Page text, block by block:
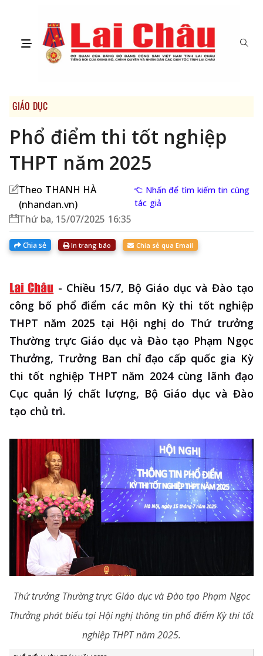
GIÁO DỤC
Phổ điểm thi tốt nghiệp
THPT năm 2025
Theo THANH HÀ
(nhandan.vn)
Nhấn để tìm kiếm tin cùng
tác giả
Thứ ba, 15/07/2025 16:35
Chia sẻ In trang báo Chia sẻ qua Email
- Chiều 15/7, Bộ Giáo dục và Đào tạo
công bố phổ điểm các môn Kỳ thi tốt nghiệp
THPT năm 2025 tại Hội nghị do Thứ trưởng
Thường trực Giáo dục và Đào tạo Phạm Ngọc
Thưởng, Trưởng Ban chỉ đạo cấp quốc gia Kỳ
thi tốt nghiệp THPT năm 2024 cùng lãnh đạo
Cục quản lý chất lượng, Bộ Giáo dục và Đào
tạo chủ trì.
Thứ trưởng Thường trực Giáo dục và Đào tạo Phạm Ngọc
Thưởng phát biểu tại Hội nghị thông tin phổ điểm Kỳ thi tốt
nghiệp THPT năm 2025.